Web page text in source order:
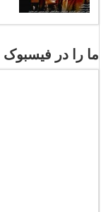
ما را در فیسبوک